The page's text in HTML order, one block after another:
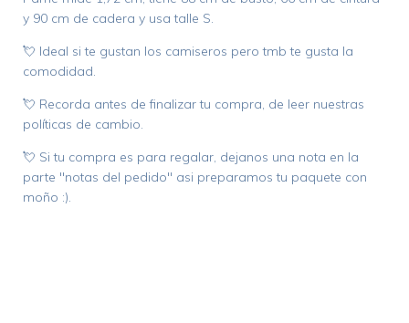
y 90 cm de cadera y usa talle S.
💘 Ideal si te gustan los camiseros pero tmb te gusta la
comodidad.
💘 Recorda antes de finalizar tu compra, de leer nuestras
políticas de cambio.
💘 Si tu compra es para regalar, dejanos una nota en la
parte "notas del pedido" asi preparamos tu paquete con
moño :).